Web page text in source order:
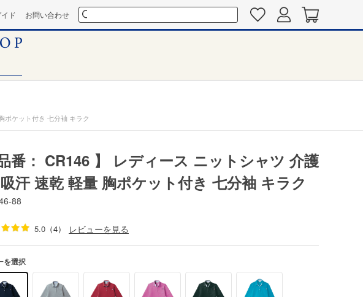
ド お問い合わせ
ポケット付き 七分袖 キラク
品番： CR146 】 レディース ニットシャツ 介護
汗 速乾 軽量 胸ポケット付き 七分袖 キラク
88
5.0 （4） レビューを見る
を選択